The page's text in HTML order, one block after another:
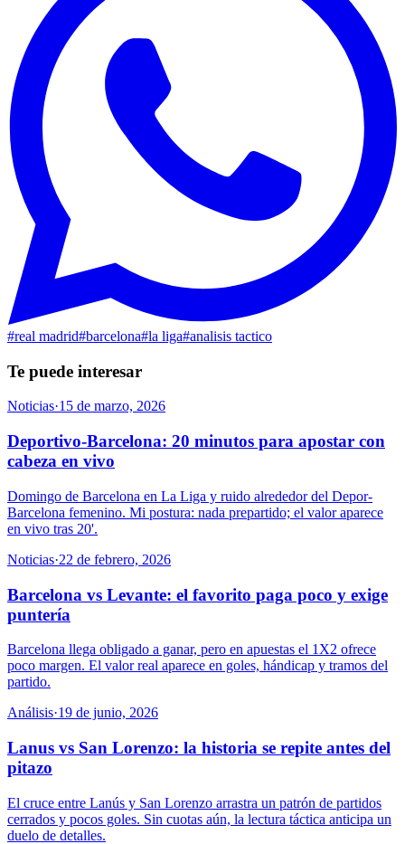
#real madrid#barcelona#la liga#analisis tactico
Te puede interesar
Noticias·15 de marzo, 2026
Deportivo-Barcelona: 20 minutos para apostar con
cabeza en vivo
Domingo de Barcelona en La Liga y ruido alrededor del Depor-
Barcelona femenino. Mi postura: nada prepartido; el valor aparece
en vivo tras 20'.
Noticias·22 de febrero, 2026
Barcelona vs Levante: el favorito paga poco y exige
puntería
Barcelona llega obligado a ganar, pero en apuestas el 1X2 ofrece
poco margen. El valor real aparece en goles, hándicap y tramos del
partido.
Análisis·19 de junio, 2026
Lanus vs San Lorenzo: la historia se repite antes del
pitazo
El cruce entre Lanús y San Lorenzo arrastra un patrón de partidos
cerrados y pocos goles. Sin cuotas aún, la lectura táctica anticipa un
duelo de detalles.